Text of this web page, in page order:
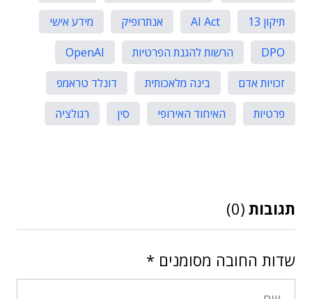
תיקון 13
AI Act אנתרופיק
מידע אישי
DPO
הרשות להגנת הפרטיות
OpenAI
זכויות אדם
בינה מלאכותית
דונלד טראמפ
פרטיות
האיחוד האירופי סין רגולציה
תגובות (0)
שדות החובה מסומנים *